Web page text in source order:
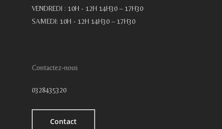
VENDREDI : 10H - 12H 14H30 – 17H30
SAMEDI: 10H - 12H 14H30 – 17H30
Contactez-nous
0328435320
Contact